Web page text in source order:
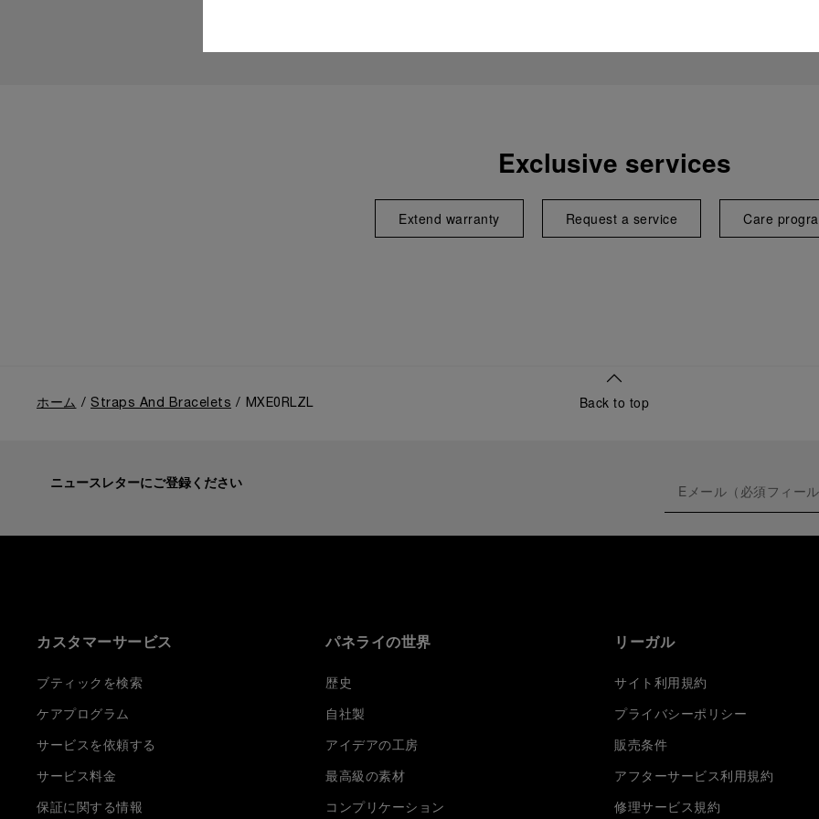
Exclusive services
Extend warranty Request a service Care
ホーム Straps And Bracelets MXE0RLZL Back to top
ニュースレターにご登録ください
カスタマーサービス
ブティックを検索
ケアプログラム
サービスを依頼する
サービス料金
保証に関する情報
パネライの世界
歴史
自社製
アイデアの工房
最高級の素材
コンプリケーション
リーガル
サイト利用規約
プライバシーポリシー
販売条件
アフターサービス利用規約
修理サービス規約